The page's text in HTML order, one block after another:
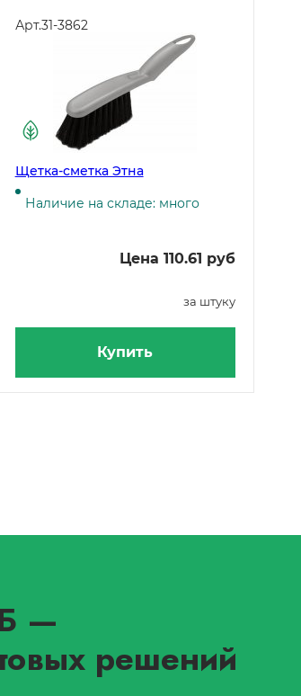
Арт.31-3862
Щетка-сметка Этна
Наличие на складе: много
Цена 110.61 руб
за штуку
Купить
—
решений